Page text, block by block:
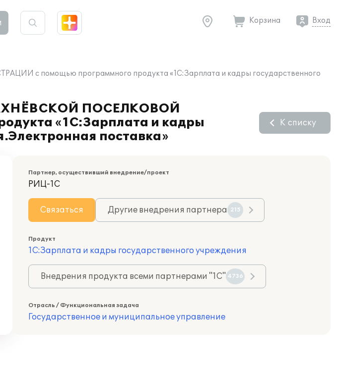
Корзина Вход
с помощью программного продукта «1С:Зарплата и кадры государственного
ПОСЕЛКОВОЙ
«1С:Зарплата и кадры
поставка»
К списку
Партнер, осуществивший внедрение/проект
РИЦ-1С
Связаться Другие внедрения партнера 215
Продукт
1С:Зарплата и кадры государственного учреждения
Внедрения продукта всеми партнерами "1С" 4736
Отрасль / Функциональная задача
Государственное и муниципальное управление